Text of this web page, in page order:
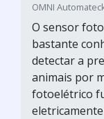
OMNI
O sensor
bastante
detectar a
animais por
fotoelétrico